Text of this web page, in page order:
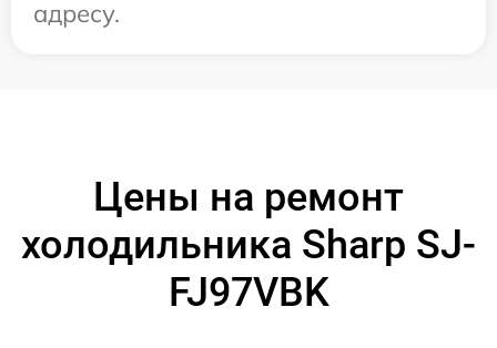
адресу.
Цены на ремонт
холодильника Sharp SJ-
FJ97VBK